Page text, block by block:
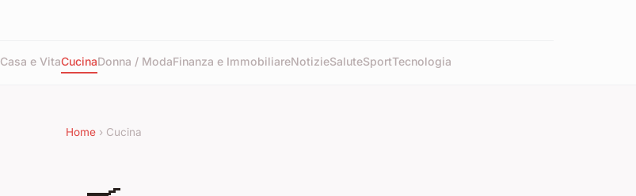
Casa e VitaCucinaDonna / ModaFinanza e ImmobiliareNotizieSaluteSportTecnologia
Home › Cucina
🍳